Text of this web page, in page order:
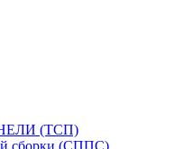
(ТСП)
сборки (СППС)